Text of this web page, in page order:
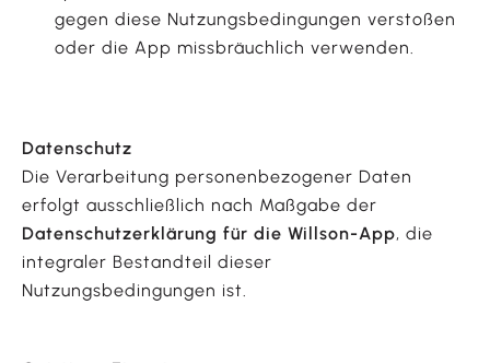
gegen diese Nutzungsbedingungen verstoßen
oder die App missbräuchlich verwenden.
Datenschutz
Die Verarbeitung personenbezogener Daten
erfolgt ausschließlich nach Maßgabe der
Datenschutzerklärung für die Willson-App, die
integraler Bestandteil dieser
Nutzungsbedingungen ist.